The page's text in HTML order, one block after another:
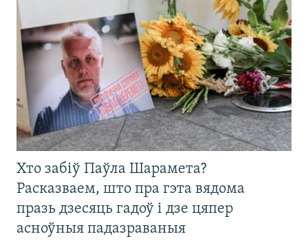
Хто забіў Паўла Шарамета?
Расказваем, што пра гэта вядома
празь дзесяць гадоў і дзе цяпер
асноўныя падазраваныя